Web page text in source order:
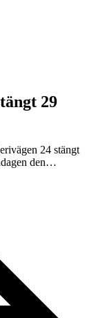
29
24 stängt
den…